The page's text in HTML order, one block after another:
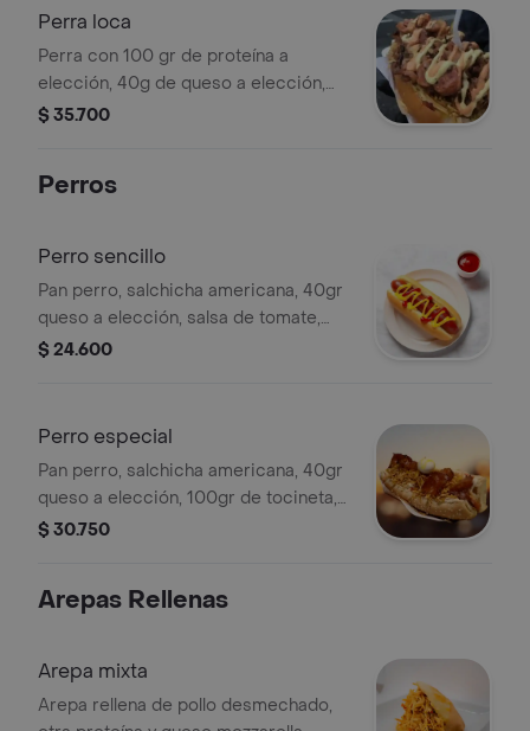
codorniz, salsa de tomate, mostaza,
Perra loca
Perra con 100 gr de proteína a
elección, 40g de queso a elección,
100gr de tocineta, rodajas de plátano
codorniz, salsa de tomate, salsa de
$ 35.700
Perros
Perro sencillo
Pan perro, salchicha americana, 40gr
queso a elección, salsa de tomate,
salsa de mostaza, salsa de la casa y
$ 24.600
Perro especial
Pan perro, salchicha americana, 40gr
queso a elección, 100gr de tocineta,
huevo de codorniz, salsa de tomate,
$ 30.750
Arepas Rellenas
Arepa mixta
Arepa rellena de pollo desmechado,